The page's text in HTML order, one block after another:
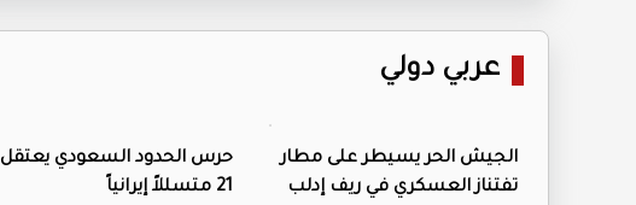
عربي دولي
الجيش الحر يسيطر على مطار
تفتناز العسكري في ريف إدلب
حرس الحدود السعودي يعتقل
21 متسللاً إيرانياً